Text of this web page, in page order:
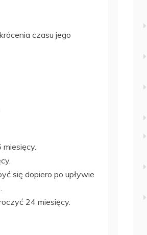
czasu jego
się dopiero po upływie
24 miesięcy.